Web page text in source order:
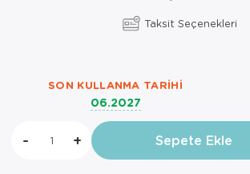
Taksit Seçenekleri
SON KULLANMA TARIHI
06.2027
- + Sepete Ekle